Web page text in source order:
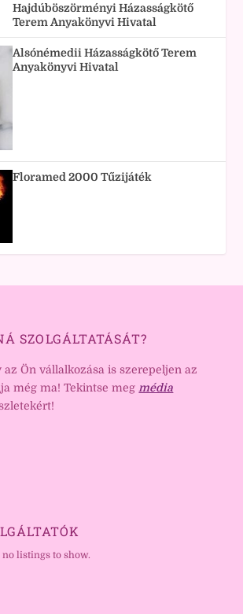
Hajdúböszörményi Házasságkötő
Terem Anyakönyvi Hivatal
Alsónémedii Házasságkötő Terem
Anyakönyvi Hivatal
Floramed 2000 Tűzijáték
SZOLGÁLTATÁSÁT?
az Ön vállalkozása is szerepeljen az
még ma! Tekintse meg média
listings to show.